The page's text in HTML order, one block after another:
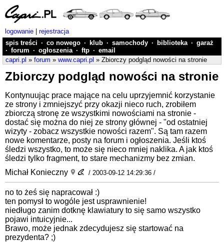
logowanie
rejestracja
spis treści · co nowego · klub · samochody · biblioteka · garaż
· forum · ogłoszenia · ftp · email
capri.pl » forum » www.capri.pl » Zbiorczy podgląd nowości na stronie
Zbiorczy podgląd nowości na stronie
Kontynuując prace mające na celu uprzyjemnić korzystanie
ze strony i zmniejszyć przy okazji nieco ruch, zrobiłem
zbiorczą stronę ze wszystkimi nowościami na stronie -
dostać się można do niej ze strony głównej - "od ostatniej
wizyty - zobacz wszystkie nowości razem". Są tam razem
nowe komentarze, posty na forum i ogłoszenia. Jeśli ktoś
śledzi wszystko, to może się nieco mniej naklika. A jak ktoś
śledzi tylko fragment, to stare mechanizmy bez zmian.
Michał Konieczny
/ 2003-09-12 14:29:36 /
no to żeś się napracował :)
ten pomysł to wogóle jest usprawnienie!
niedługo zanim dotknę klawiatury to się samo wszystko
pojawi intuicyjnie...
Brawo, może jednak zdecydujesz się startować na
prezydenta? ;)